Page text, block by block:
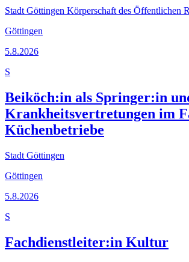
Stadt Göttingen Körperschaft des Öffentlichen
Göttingen
5.8.2026
S
Beiköch:in als Springer:in
Krankheitsvertretungen im
Küchenbetriebe
Stadt Göttingen
Göttingen
5.8.2026
S
Fachdienstleiter:in Kultur